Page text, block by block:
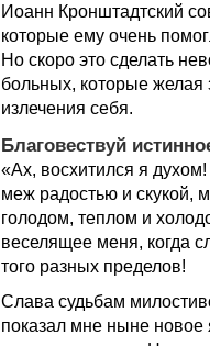
Иоанн Кронштадтский
которые ему очень
Но скоро это сделать
больных, которые желая
излечения себя.
Благовествуй
«Ах, восхитился я
меж радостью и скукой,
голодом, теплом и
веселящее меня, когда
того разных пределов!
Слава судьбам
показал мне ныне новое